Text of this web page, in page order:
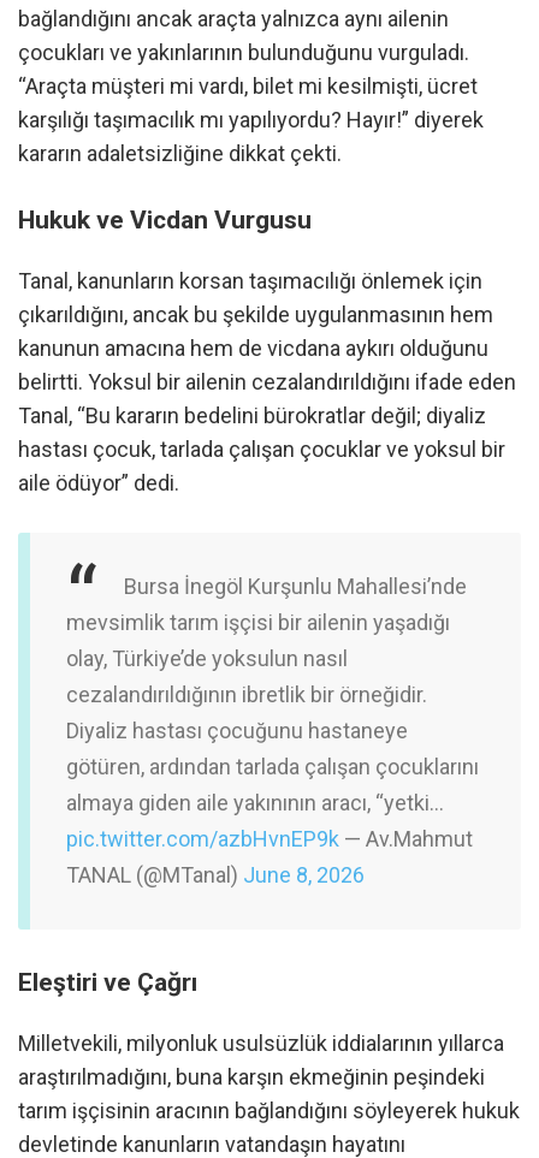
bağlandığını ancak araçta yalnızca aynı ailenin
çocukları ve yakınlarının bulunduğunu vurguladı.
“Araçta müşteri mi vardı, bilet mi kesilmişti, ücret
karşılığı taşımacılık mı yapılıyordu? Hayır!” diyerek
kararın adaletsizliğine dikkat çekti.
Hukuk ve Vicdan Vurgusu
Tanal, kanunların korsan taşımacılığı önlemek için
çıkarıldığını, ancak bu şekilde uygulanmasının hem
kanunun amacına hem de vicdana aykırı olduğunu
belirtti. Yoksul bir ailenin cezalandırıldığını ifade eden
Tanal, “Bu kararın bedelini bürokratlar değil; diyaliz
hastası çocuk, tarlada çalışan çocuklar ve yoksul bir
aile ödüyor” dedi.
Bursa İnegöl Kurşunlu Mahallesi’nde
mevsimlik tarım işçisi bir ailenin yaşadığı
olay, Türkiye’de yoksulun nasıl
cezalandırıldığının ibretlik bir örneğidir.
Diyaliz hastası çocuğunu hastaneye
götüren, ardından tarlada çalışan çocuklarını
almaya giden aile yakınının aracı, “yetki…
pic.twitter.com/azbHvnEP9k — Av.Mahmut
TANAL (@MTanal) June 8, 2026
Eleştiri ve Çağrı
Milletvekili, milyonluk usulsüzlük iddialarının yıllarca
araştırılmadığını, buna karşın ekmeğinin peşindeki
tarım işçisinin aracının bağlandığını söyleyerek hukuk
devletinde kanunların vatandaşın hayatını